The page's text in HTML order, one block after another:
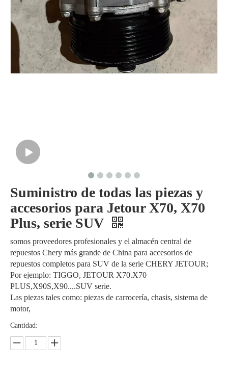
Suministro de todas las piezas y
accesorios para Jetour X70, X70
Plus, serie SUV
somos proveedores profesionales y el almacén central de
repuestos Chery más grande de China para accesorios de
repuestos completos para SUV de la serie CHERY JETOUR;
Por ejemplo: TIGGO, JETOUR X70.X70
PLUS,X90S,X90....SUV serie.
Las piezas tales como: piezas de carrocería, chasis, sistema de
motor,
Cantidad: